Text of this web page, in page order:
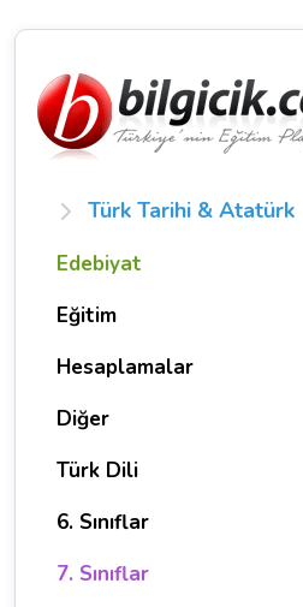
Türk Tarihi & Atatürk
Edebiyat
Eğitim
Hesaplamalar
Diğer
Türk Dili
6. Sınıflar
7. Sınıflar